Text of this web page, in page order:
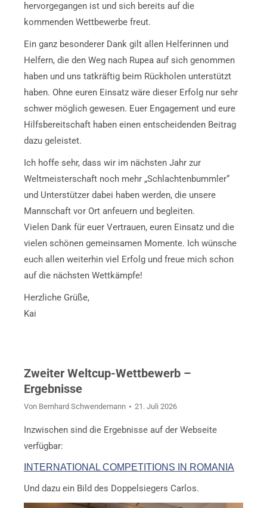
hervorgegangen ist und sich bereits auf die
kommenden Wettbewerbe freut.
Ein ganz besonderer Dank gilt allen Helferinnen und
Helfern, die den Weg nach Rupea auf sich genommen
haben und uns tatkräftig beim Rückholen unterstützt
haben. Ohne euren Einsatz wäre dieser Erfolg nur sehr
schwer möglich gewesen. Euer Engagement und eure
Hilfsbereitschaft haben einen entscheidenden Beitrag
dazu geleistet.
Ich hoffe sehr, dass wir im nächsten Jahr zur
Weltmeisterschaft noch mehr „Schlachtenbummler“
und Unterstützer dabei haben werden, die unsere
Mannschaft vor Ort anfeuern und begleiten.
Vielen Dank für euer Vertrauen, euren Einsatz und die
vielen schönen gemeinsamen Momente. Ich wünsche
euch allen weiterhin viel Erfolg und freue mich schon
auf die nächsten Wettkämpfe!
Herzliche Grüße,
Kai
Zweiter Weltcup-Wettbewerb –
Ergebnisse
Von Bernhard Schwendemann 21. Juli 2026
Inzwischen sind die Ergebnisse auf der Webseite
verfügbar:
INTERNATIONAL COMPETITIONS IN ROMANIA
Und dazu ein Bild des Doppelsiegers Carlos.